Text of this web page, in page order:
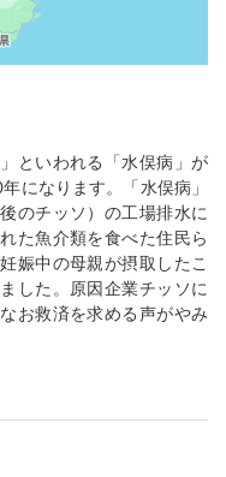
といわれる「水俣病」が
になります。「水俣病」
のチッソ）の工場排水に
た魚介類を食べた住民ら
娠中の母親が摂取したこ
した。原因企業チッソに
お救済を求める声がやみ